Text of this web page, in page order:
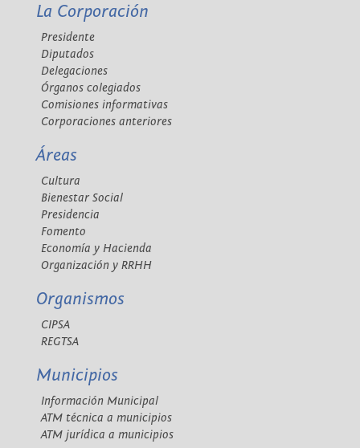
La Corporación
Presidente
Diputados
Delegaciones
Órganos colegiados
Comisiones informativas
Corporaciones anteriores
Áreas
Cultura
Bienestar Social
Presidencia
Fomento
Economía y Hacienda
Organización y RRHH
Organismos
CIPSA
REGTSA
Municipios
Información Municipal
ATM técnica a municipios
ATM jurídica a municipios